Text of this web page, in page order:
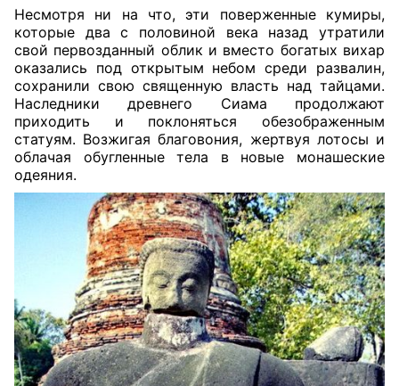
Несмотря ни на что, эти поверженные кумиры,
которые два с половиной века назад утратили
свой первозданный облик и вместо богатых вихар
оказались под открытым небом среди развалин,
сохранили свою священную власть над тайцами.
Наследники древнего Сиама продолжают
приходить и поклоняться обезображенным
статуям. Возжигая благовония, жертвуя лотосы и
облачая обугленные тела в новые монашеские
одеяния.